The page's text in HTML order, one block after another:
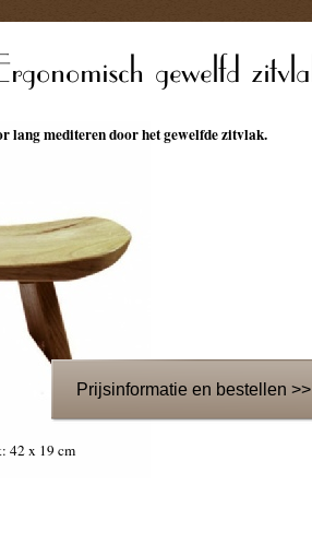
lang mediteren door het gewelfde zitvlak.
42 x 19 cm
Prijsinformatie en bestellen >>